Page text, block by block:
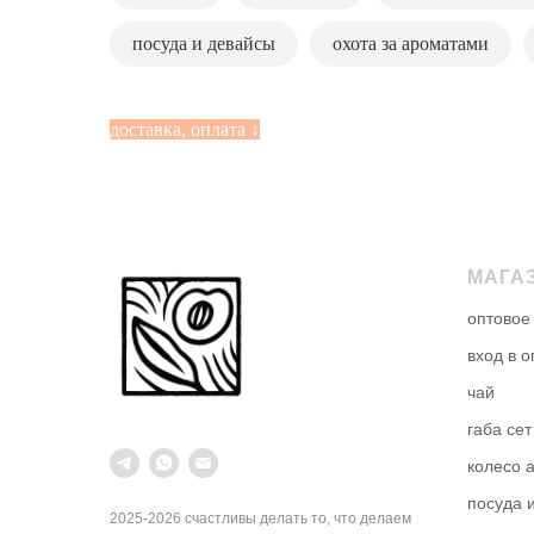
посуда и девайсы охота за ароматами
доставка, оплата ↓
самовывоз
❯ бесплатно из городской чайной
капелька-поток
городу (до Седанки) за наш счёт
(до Седанки) — 500₽
❯
(почта
корзине
2025-2026 счастливы делать то, что делаем
вход в
чай
габа сет
колесо
посуда